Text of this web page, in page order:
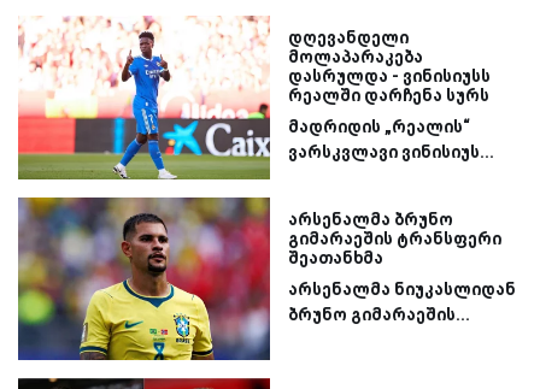
დღევანდელი
მოლაპარაკება
დასრულდა - ვინისიუსს
რეალში დარჩენა სურს
მადრიდის „რეალის“
ვარსკვლავი ვინისიუს...
არსენალმა ბრუნო
გიმარაეშის ტრანსფერი
შეათანხმა
არსენალმა ნიუკასლიდან
ბრუნო გიმარაეშის...